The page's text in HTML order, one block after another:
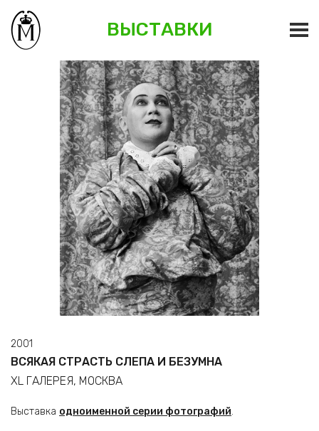
ВЫСТАВКИ
2001
ВСЯКАЯ СТРАСТЬ СЛЕПА И БЕЗУМНА
XL ГАЛЕРЕЯ, МОСКВА
Выставка одноименной серии фотографий.